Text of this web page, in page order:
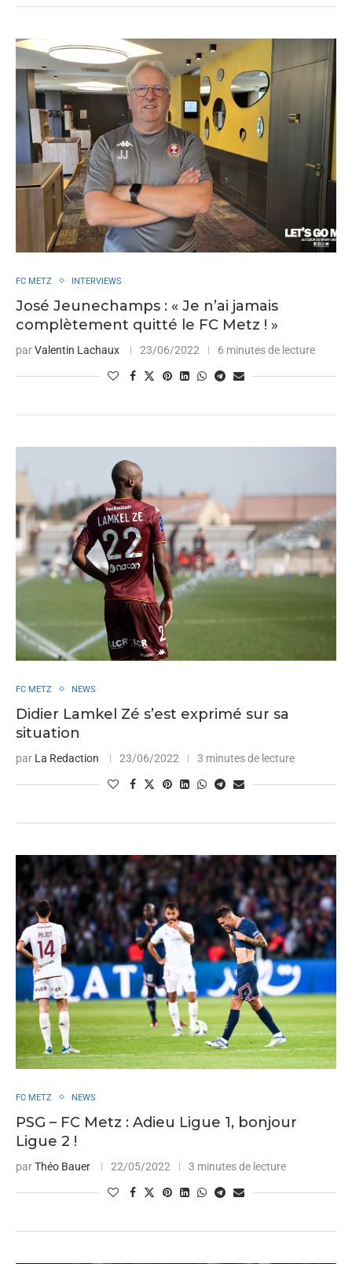
FC METZ INTERVIEWS
José Jeunechamps : « Je n’ai jamais
complètement quitté le FC Metz ! »
parValentin Lachaux 23/06/2022 6 minutes de lecture
FC METZ NEWS
Didier Lamkel Zé s’est exprimé sur sa
situation
par La Redaction 23/06/2022 3 minutes de lecture
FC METZ NEWS
PSG – FC Metz : Adieu Ligue 1, bonjour
Ligue 2 !
parThéo Bauer 22/05/2022 3 minutes de lecture